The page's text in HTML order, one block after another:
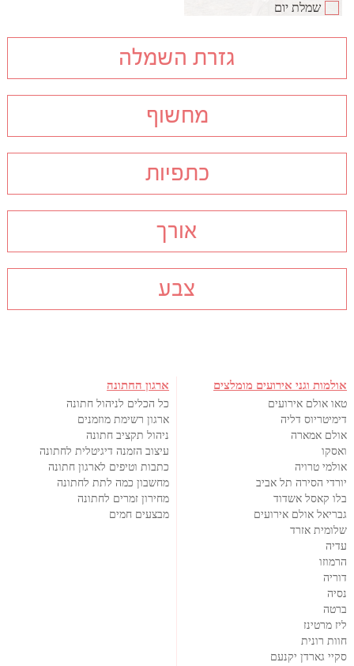
שמלת יום
גזרת השמלה
מחשוף
כתפיות
אורך
צבע
אולמות וגני אירועים מומלצים
טאו אולם אירועים
דימיטריוס דליה
אולם אמארה
ואסקו
אולמי טרויה
יורדי הסירה תל אביב
בלו קאסל אשדוד
גבריאל אולם אירועים
שלומית אזרד
עדיה
הרמוזו
דוריה
נסיה
ברטה
ליז מרטינז
חוות רונית
סקיי גארדן יקנעם
ארגון החתונה
כל הכלים לניהול חתונה
ארגון רשימת מוזמנים
ניהול תקציב חתונה
עיצוב הזמנה דיגיטלית לחתונה
כתבות וטיפים לארגון חתונה
מחשבון כמה לתת לחתונה
מחירון זמרים לחתונה
מבצעים חמים